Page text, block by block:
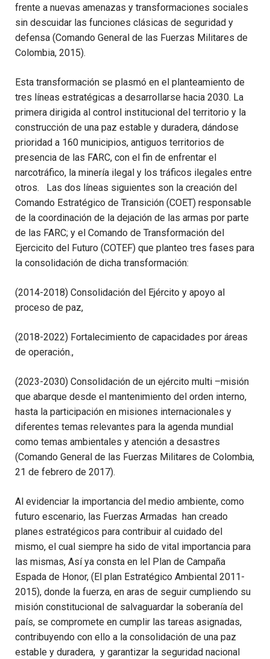
frente a nuevas amenazas y transformaciones sociales
sin descuidar las funciones clásicas de seguridad y
defensa (Comando General de las Fuerzas Militares de
Colombia, 2015).
Esta transformación se plasmó en el planteamiento de
tres líneas estratégicas a desarrollarse hacia 2030. La
primera dirigida al control institucional del territorio y la
construcción de una paz estable y duradera, dándose
prioridad a 160 municipios, antiguos territorios de
presencia de las FARC, con el fin de enfrentar el
narcotráfico, la minería ilegal y los tráficos ilegales entre
otros. Las dos líneas siguientes son la creación del
Comando Estratégico de Transición (COET) responsable
de la coordinación de la dejación de las armas por parte
de las FARC; y el Comando de Transformación del
Ejercicito del Futuro (COTEF) que planteo tres fases para
la consolidación de dicha transformación:
(2014-2018) Consolidación del Ejército y apoyo al
proceso de paz,
(2018-2022) Fortalecimiento de capacidades por áreas
de operación.,
(2023-2030) Consolidación de un ejército multi –misión
que abarque desde el mantenimiento del orden interno,
hasta la participación en misiones internacionales y
diferentes temas relevantes para la agenda mundial
como temas ambientales y atención a desastres
(Comando General de las Fuerzas Militares de Colombia,
21 de febrero de 2017).
Al evidenciar la importancia del medio ambiente, como
futuro escenario, las Fuerzas Armadas han creado
planes estratégicos para contribuir al cuidado del
mismo, el cual siempre ha sido de vital importancia para
las mismas, Así ya consta en lel Plan de Campaña
Espada de Honor, (El plan Estratégico Ambiental 2011-
2015), donde la fuerza, en aras de seguir cumpliendo su
misión constitucional de salvaguardar la soberanía del
país, se compromete en cumplir las tareas asignadas,
contribuyendo con ello a la consolidación de una paz
estable y duradera, y garantizar la seguridad nacional